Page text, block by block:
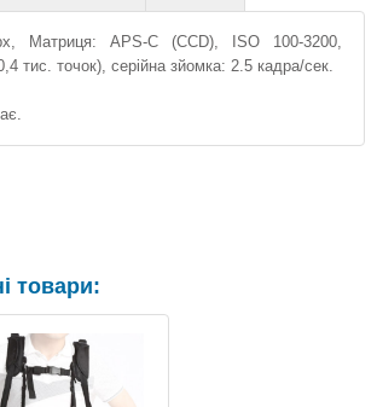
Матриця: APS-C (CCD), ISO 100-3200,
тис. точок), серійна зйомка: 2.5 кадра/сек.
товари: